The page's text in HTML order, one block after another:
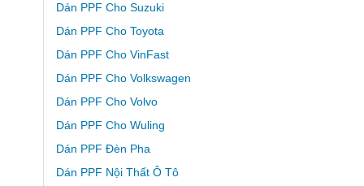
Dán PPF Cho Suzuki
Dán PPF Cho Toyota
Dán PPF Cho VinFast
Dán PPF Cho Volkswagen
Dán PPF Cho Volvo
Dán PPF Cho Wuling
Dán PPF Đèn Pha
Dán PPF Nội Thất Ô Tô